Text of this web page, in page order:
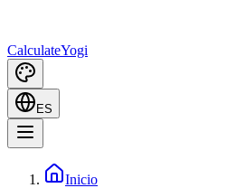
CalculateYogi
ES
Inicio